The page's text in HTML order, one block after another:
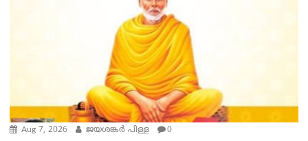
Aug 7, 2026 ജയശങ്കര്‍ പിള്ള 0